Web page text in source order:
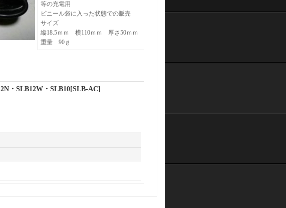
等の充電用
ビニール袋に入った状態での販売
サイズ
縦18.5ｍｍ 横110ｍｍ 厚さ50ｍｍ
重量 90ｇ
・SLB12W・SLB10[SLB-AC]